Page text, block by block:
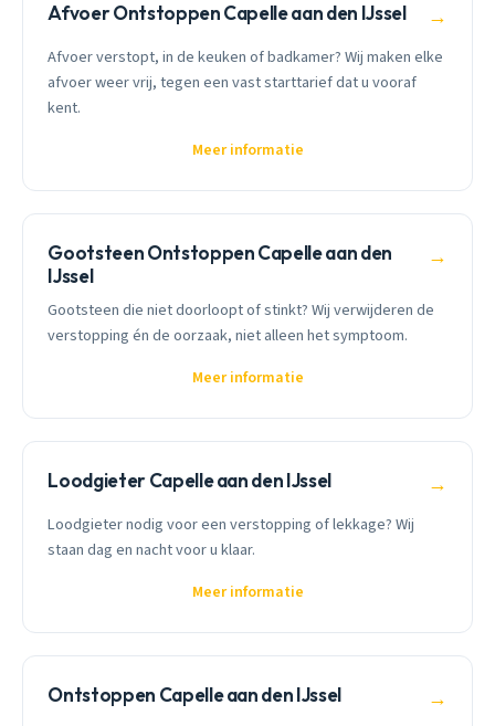
Afvoer Ontstoppen Capelle aan den IJssel →
Afvoer verstopt, in de keuken of badkamer? Wij maken elke
afvoer weer vrij, tegen een vast starttarief dat u vooraf
kent.
Meer informatie
Gootsteen Ontstoppen Capelle aan den
IJssel
→
Gootsteen die niet doorloopt of stinkt? Wij verwijderen de
verstopping én de oorzaak, niet alleen het symptoom.
Meer informatie
Loodgieter Capelle aan den IJssel →
Loodgieter nodig voor een verstopping of lekkage? Wij
staan dag en nacht voor u klaar.
Meer informatie
Ontstoppen Capelle aan den IJssel →